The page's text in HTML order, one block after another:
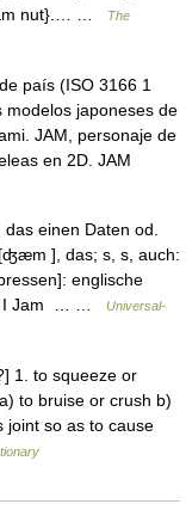
nut}.… …
The
país (ISO 3166 1
modelos japoneses de
JAM, personaje de
en 2D. JAM
einen Daten od.
[ʤæm ], das; s, s, auch:
englische
* I Jam … …
Universal-
1. to squeeze or
to bruise or crush b)
joint so as to cause